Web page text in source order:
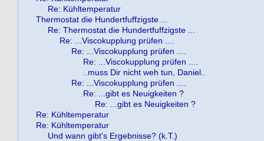
Re: Kühltemperatur
Thermostat die Hundertfuffzigste ...
Re: Thermostat die Hundertfuffzigste ...
Re: ...Viscokupplung prüfen ....
Re: ...Viscokupplung prüfen ....
Re: ...Viscokupplung prüfen ....
..muss Dir nicht weh tun, Daniel..
Re: ...Viscokupplung prüfen ....
Re: ...gibt es Neuigkeiten ?
Re: ...gibt es Neuigkeiten ?
Re: Kühltemperatur
Re: Kühltemperatur
Und wann gibt's Ergebnisse? (k.T.)